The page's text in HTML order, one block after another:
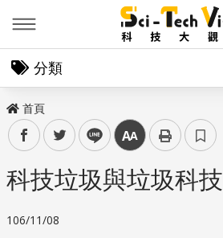
分類
首頁
facebooktwitter line 中
科技垃圾與垃圾科技
106/11/08